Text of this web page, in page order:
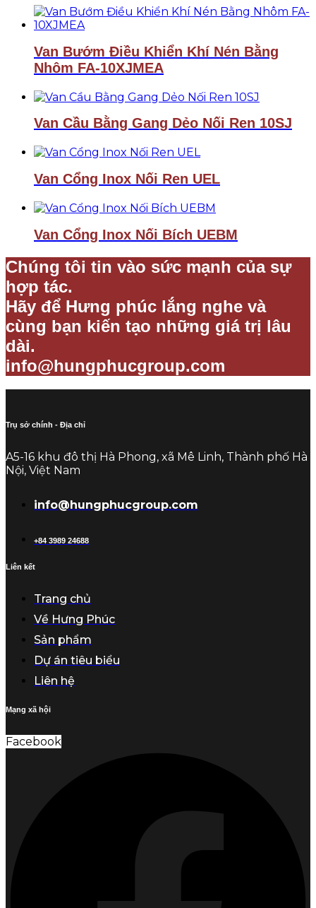
Van Bướm Điều Khiển Khí Nén Bằng
Nhôm FA-10XJMEA
Van Cầu Bằng Gang Dẻo Nối Ren 10SJ
Van Cổng Inox Nối Ren UEL
Van Cổng Inox Nối Bích UEBM
Chúng tôi tin vào sức mạnh của sự
hợp tác.
Hãy để Hưng phúc lắng nghe và
cùng bạn kiến tạo những giá trị lâu
dài.
info@hungphucgroup.com
Trụ sở chính - Địa chỉ
A5-16 khu đô thị Hà Phong, xã Mê Linh, Thành phố Hà
Nội, Việt Nam
info@hungphucgroup.com
+84 3989 24688
Liên kết
Trang chủ
Về Hưng Phúc
Sản phẩm
Dự án tiêu biểu
Liên hệ
Mạng xã hội
Facebook